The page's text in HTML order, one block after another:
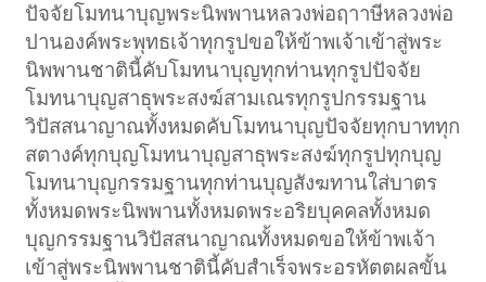
ปัจจัยโมทนาบุญพระนิพพานหลวงพ่อฤาาษีหลวงพ่อ
ปานองค์พระพุทธเจ้าทุกรูปขอให้ข้าพเจ้าเข้าสู่พระ
นิพพานชาตินี้คับโมทนาบุญทุกท่านทุกรูปปัจจัย
โมทนาบุญสาธุพระสงฆ์สามเณรทุกรูปกรรมฐาน
วิปัสสนาญาณทั้งหมดคับโมทนาบุญปัจจัยทุกบาททุก
สตางค์ทุกบุญโมทนาบุญสาธุพระสงฆ์ทุกรูปทุกบุญ
โมทนาบุญกรรมฐานทุกท่านบุญสังฆทานใส่บาตร
ทั้งหมดพระนิพพานทั้งหมดพระอริยบุคคลทั้งหมด
บุญกรรมฐานวิปัสสนาญาณทั้งหมดขอให้ข้าพเจ้า
เข้าสู่พระนิพพานชาตินี้คับสำเร็จพระอรหัตตผลขั้น